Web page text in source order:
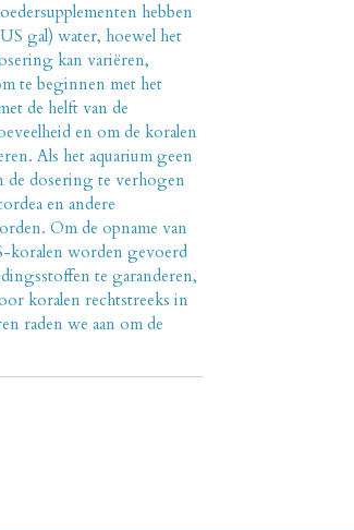
hebben
gal) water, hoewel het
kan variëren,
te beginnen met het
de helft van de
en om de koralen
Als het aquarium geen
de dosering te verhogen
en andere
Om de opname van
koralen worden gevoerd
te garanderen,
koralen rechtstreeks in
raden we aan om de